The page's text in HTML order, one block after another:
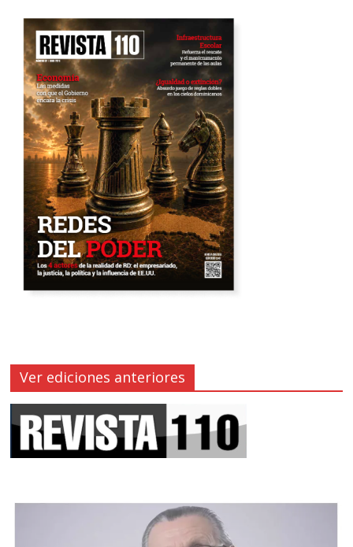
Ver ediciones anteriores